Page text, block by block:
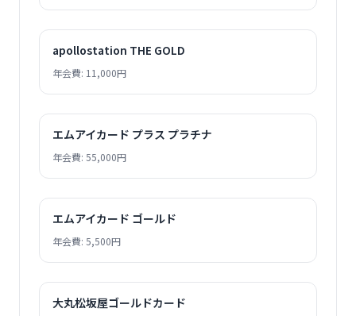
apollostation THE GOLD
年会費: 11,000円
エムアイカード プラス プラチナ
年会費: 55,000円
エムアイカード ゴールド
年会費: 5,500円
大丸松坂屋ゴールドカード